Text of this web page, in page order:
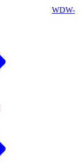
WDW-